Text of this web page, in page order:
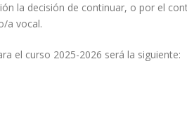
la decisión de continuar, o por el
a vocal.
el curso 2025-2026 será la siguiente: